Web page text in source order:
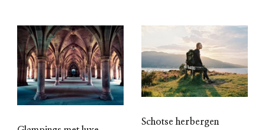
Schotse herbergen